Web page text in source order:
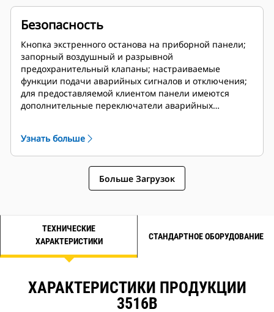
Безопасность
Кнопка экстренного останова на приборной панели;
запорный воздушный и разрывной
предохранительный клапаны; настраиваемые
функции подачи аварийных сигналов и отключения;
для предоставляемой клиентом панели имеются
дополнительные переключатели аварийных
Узнать больше
Больше Загрузок
ТЕХНИЧЕСКИЕ
ХАРАКТЕРИСТИКИ
СТАНДАРТНОЕ ОБОРУДОВАНИЕ
ХАРАКТЕРИСТИКИ ПРОДУКЦИИ
3516B